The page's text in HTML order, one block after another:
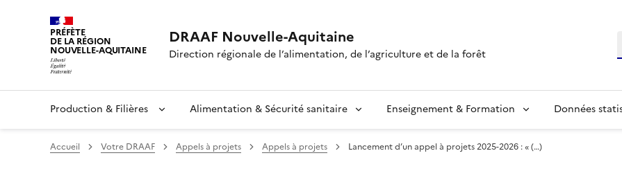
PRÉFÈTE
DE LA RÉGION
NOUVELLE-AQUITAINE
DRAAF Nouvelle-Aquitaine
Direction régionale de l’alimentation, de l’agriculture et de la forêt
Production & Filières Alimentation & Sécurité sanitaire Enseignement & Formation Données
Accueil Votre DRAAF Appels à projets Appels à projets Lancement d’un appel à projets 2025-2026 : « (…)